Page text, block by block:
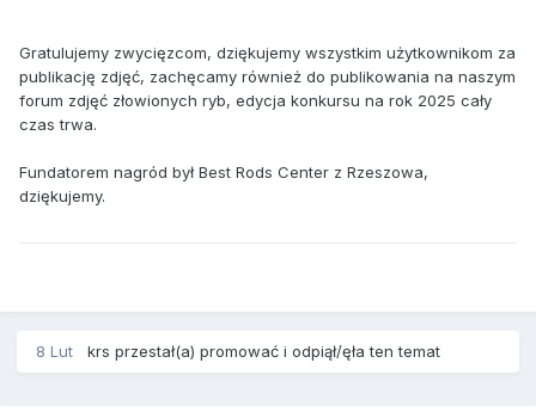
Gratulujemy zwycięzcom, dziękujemy wszystkim użytkownikom za
publikację zdjęć, zachęcamy również do publikowania na naszym
forum zdjęć złowionych ryb, edycja konkursu na rok 2025 cały
czas trwa.
Fundatorem nagród był Best Rods Center z Rzeszowa,
dziękujemy.
8 Lut krs przestał(a) promować i odpiął/ęła ten temat